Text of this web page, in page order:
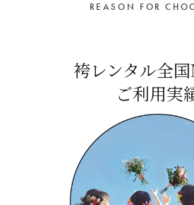
REASON FOR
袴レンタル全
ご利用実